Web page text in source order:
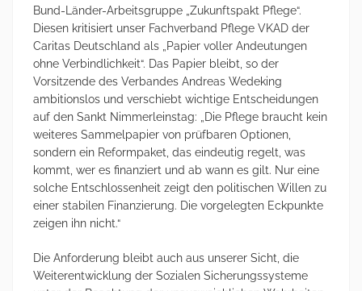
Bund-Länder-Arbeitsgruppe „Zukunftspakt Pflege“.
Diesen kritisiert unser Fachverband Pflege VKAD der
Caritas Deutschland als „Papier voller Andeutungen
ohne Verbindlichkeit“. Das Papier bleibt, so der
Vorsitzende des Verbandes Andreas Wedeking
ambitionslos und verschiebt wichtige Entscheidungen
auf den Sankt Nimmerleinstag: „Die Pflege braucht kein
weiteres Sammelpapier von prüfbaren Optionen,
sondern ein Reformpaket, das eindeutig regelt, was
kommt, wer es finanziert und ab wann es gilt. Nur eine
solche Entschlossenheit zeigt den politischen Willen zu
einer stabilen Finanzierung. Die vorgelegten Eckpunkte
zeigen ihn nicht.“
Die Anforderung bleibt auch aus unserer Sicht, die
Weiterentwicklung der Sozialen Sicherungssysteme